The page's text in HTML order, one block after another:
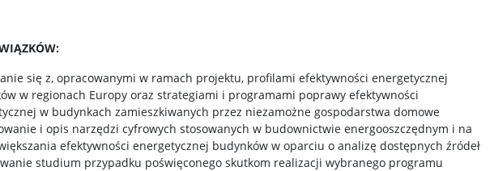
się z, opracowanymi w ramach projektu, profilami efektywności energetycznej
w regionach Europy oraz strategiami i programami poprawy efektywności
w budynkach zamieszkiwanych przez niezamożne gospodarstwa domowe
i opis narzędzi cyfrowych stosowanych w budownictwie energooszczędnym i na
efektywności energetycznej budynków w oparciu o analizę dostępnych źródeł
studium przypadku poświęconego skutkom realizacji wybranego programu